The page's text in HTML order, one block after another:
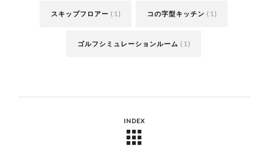
スキップフロアー (1) コの字型キッチン (1)
ゴルフシミュレーションルーム (1)
INDEX